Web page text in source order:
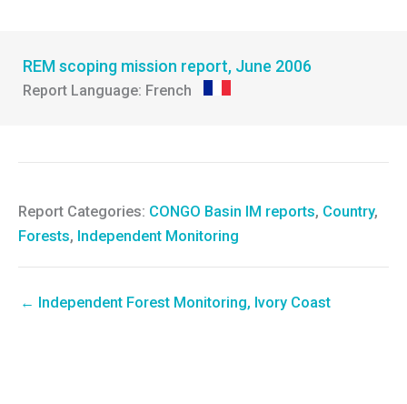
REM scoping mission report, June 2006
French
Report Categories: CONGO Basin IM reports, Country,
Forests, Independent Monitoring
← Independent Forest Monitoring, Ivory Coast